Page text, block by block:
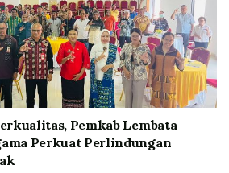
Pemkab Lembata
Perkuat Perlindungan